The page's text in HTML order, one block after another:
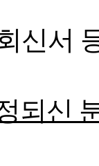
신서
되신